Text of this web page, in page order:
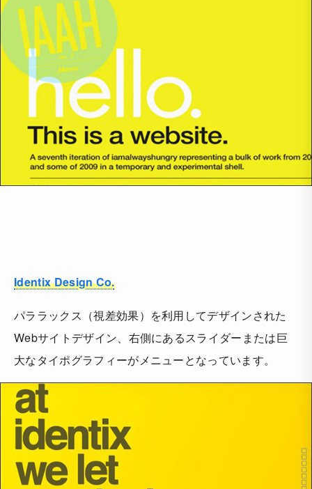
Identix Design Co.
パララックス（視差効果）を利用してデザインされた
Webサイトデザイン、右側にあるスライダーまたは巨
大なタイポグラフィーがメニューとなっています。